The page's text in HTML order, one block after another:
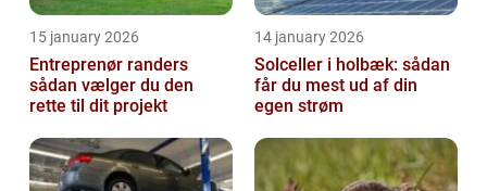
15 january 2026
Entreprenør randers
sådan vælger du den
rette til dit projekt
14 january 2026
Solceller i holbæk: sådan
får du mest ud af din
egen strøm